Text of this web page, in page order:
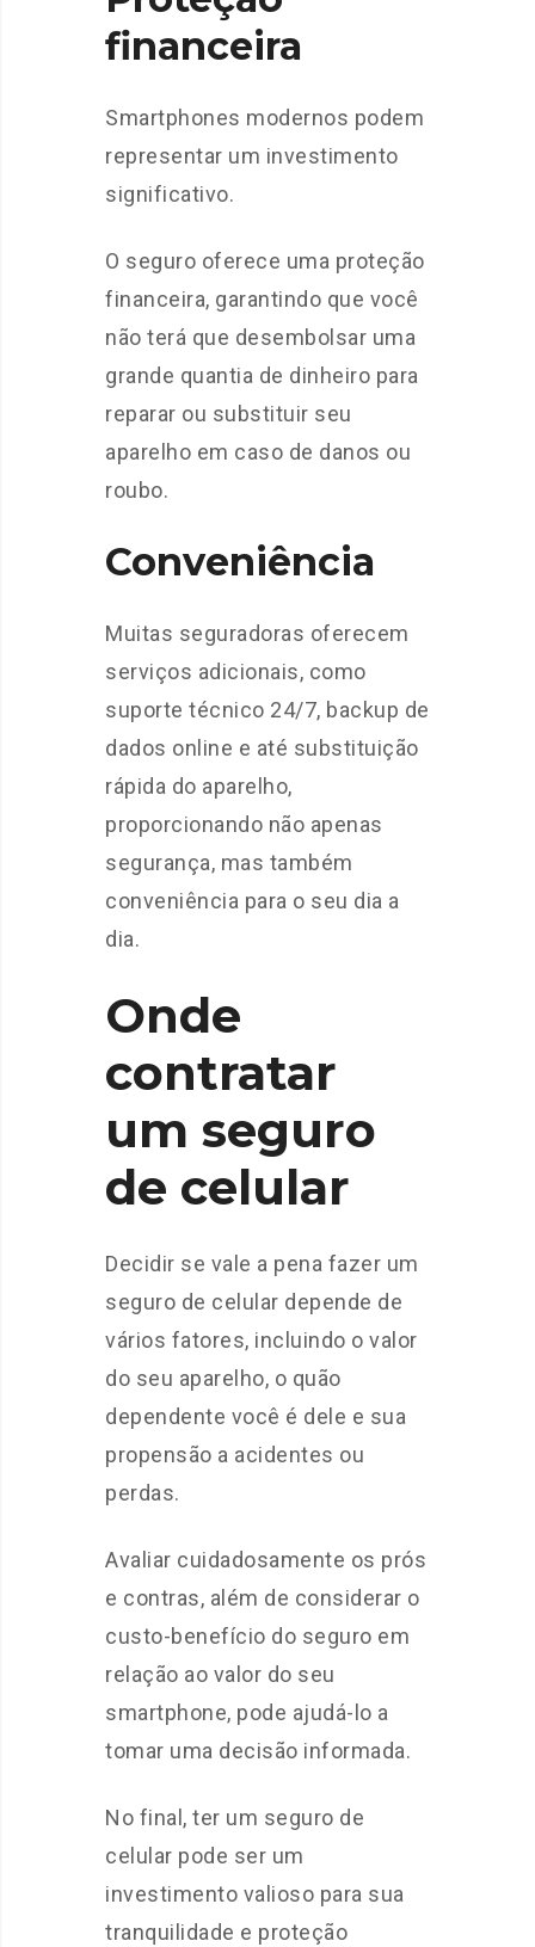
financeira
Smartphones modernos podem
representar um investimento
significativo.
O seguro oferece uma proteção
financeira, garantindo que você
não terá que desembolsar uma
grande quantia de dinheiro para
reparar ou substituir seu
aparelho em caso de danos ou
roubo.
Conveniência
Muitas seguradoras oferecem
serviços adicionais, como
suporte técnico 24/7, backup de
dados online e até substituição
rápida do aparelho,
proporcionando não apenas
segurança, mas também
conveniência para o seu dia a
dia.
Onde
contratar
um seguro
de celular
Decidir se vale a pena fazer um
seguro de celular depende de
vários fatores, incluindo o valor
do seu aparelho, o quão
dependente você é dele e sua
propensão a acidentes ou
perdas.
Avaliar cuidadosamente os prós
e contras, além de considerar o
custo-benefício do seguro em
relação ao valor do seu
smartphone, pode ajudá-lo a
tomar uma decisão informada.
No final, ter um seguro de
celular pode ser um
investimento valioso para sua
tranquilidade e proteção